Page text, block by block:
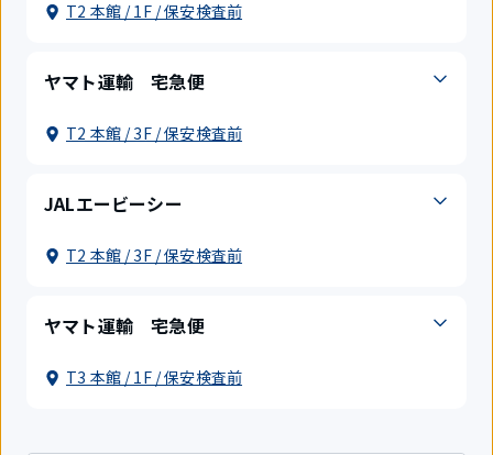
T2 本館 / 1F / 保安検査前
ヤマト運輸 宅急便
T2 本館 / 3F / 保安検査前
JALエービーシー
T2 本館 / 3F / 保安検査前
ヤマト運輸 宅急便
T3 本館 / 1F / 保安検査前